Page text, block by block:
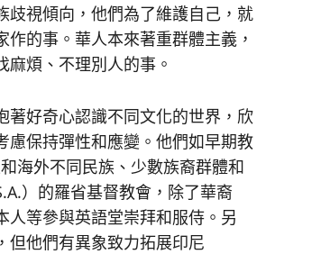
歧視傾向，他們為了維護自己，就
的事。華人本來著重群體主義，
煩、不理別人的事。
好奇心認識不同文化的世界，欣
慮保持彈性和應變。他們如早期教
海外不同民族、少數族裔群體和
）的羅省基督教會，除了華裔
等參與英語堂崇拜和服侍。另
但他們有異象致力拓展印尼